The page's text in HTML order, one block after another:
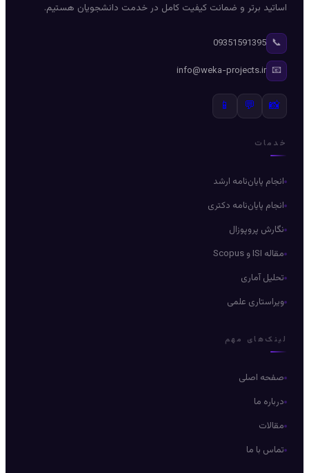
اساتید برتر و ضمانت کیفیت کامل در خدمت دانشجویان هستیم.
📞
09351591395
📧
info@weka-projects.ir
📸
💬
📱
خدمات
انجام پایان‌نامه ارشد
انجام پایان‌نامه دکتری
نگارش پروپوزال
مقاله ISI و Scopus
تحلیل آماری
ویراستاری علمی
لینک‌های مهم
صفحه اصلی
درباره ما
مقالات
تماس با ما